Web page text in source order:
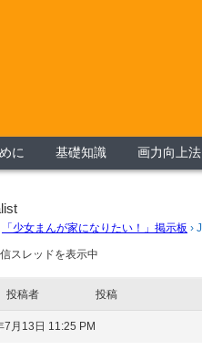
に 基礎知識 画力向上法
「少女まんが家になりたい！」掲示板 ›
スレッドを表示中
投稿者 投稿
7月13日 11:25 PM